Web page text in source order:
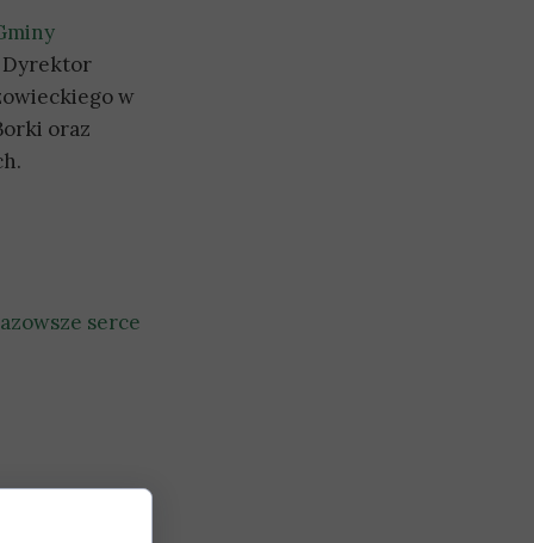
Dyrektor
w
oraz
serce